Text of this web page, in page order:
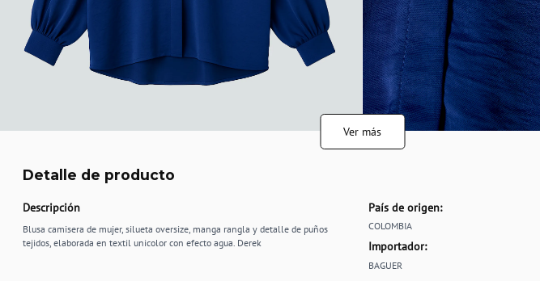
Ver más
Detalle de producto
Descripción
Blusa camisera de mujer, silueta oversize, manga rangla y detalle de puños
tejidos, elaborada en textil unicolor con efecto agua. Derek
País de origen:
COLOMBIA
Importador:
BAGUER